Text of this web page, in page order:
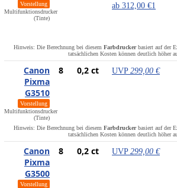
Vorstellung
Multifunktionsdrucker
(Tinte)
ab 312,00 €1
Hinweis: Die Berechnung bei diesem Farbdruckerbasiert auf der
tatsächlichen Kosten können deutlich höher
Canon
Pixma
G3510
Vorstellung
Multifunktionsdrucker
(Tinte)
8 0,2 ct UVP 299,00 €
Hinweis: Die Berechnung bei diesem Farbdruckerbasiert auf der
tatsächlichen Kosten können deutlich höher
Canon
Pixma
G3500
Vorstellung
8 0,2 ct UVP 299,00 €